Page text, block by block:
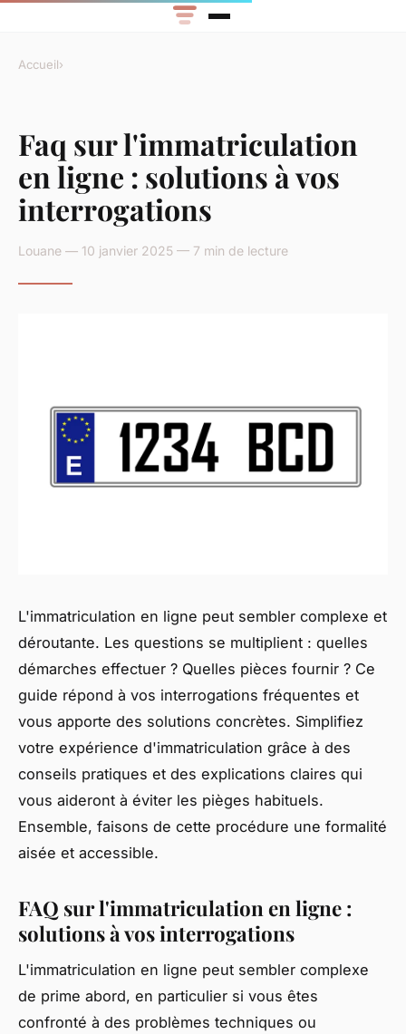
Accueil›
Faq sur l'immatriculation
en ligne : solutions à vos
interrogations
Louane — 10 janvier 2025 — 7 min de lecture
L'immatriculation en ligne peut sembler complexe et
déroutante. Les questions se multiplient : quelles
démarches effectuer ? Quelles pièces fournir ? Ce
guide répond à vos interrogations fréquentes et
vous apporte des solutions concrètes. Simplifiez
votre expérience d'immatriculation grâce à des
conseils pratiques et des explications claires qui
vous aideront à éviter les pièges habituels.
Ensemble, faisons de cette procédure une formalité
aisée et accessible.
FAQ sur l'immatriculation en ligne :
solutions à vos interrogations
L'immatriculation en ligne peut sembler complexe
de prime abord, en particulier si vous êtes
confronté à des problèmes techniques ou